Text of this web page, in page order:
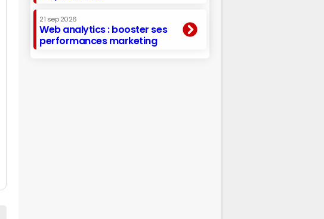
21 sep 2026
Web analytics : booster ses
performances marketing